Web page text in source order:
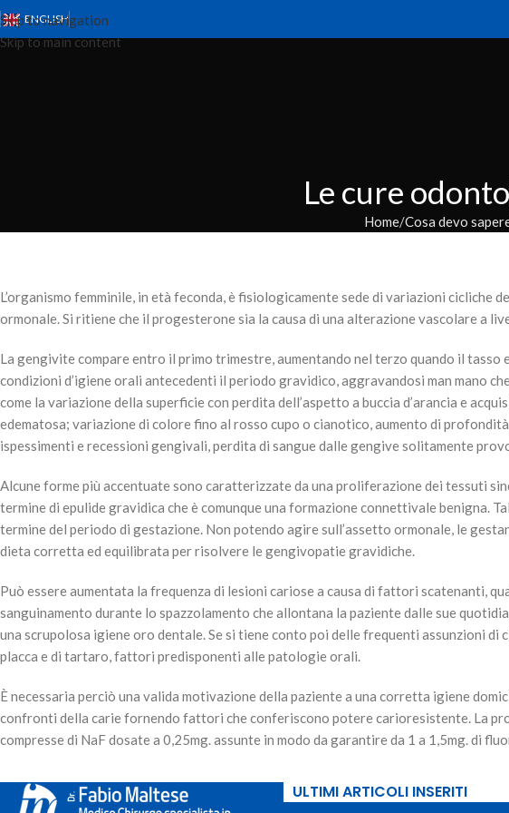
Skip to navigation
Skip to main content
ENGLISH
Le cure
Home Cosa devo
L’organismo femminile, in età feconda, è fisiologicamente sede di variazioni
ormonale. Si ritiene che il progesterone sia la causa di una alterazione vascolare a
La gengivite compare entro il primo trimestre, aumentando nel terzo quando il
condizioni d’igiene orali antecedenti il periodo gravidico, aggravandosi man mano
come la variazione della superficie con perdita dell’aspetto a buccia d’arancia e
edematosa; variazione di colore fino al rosso cupo o cianotico, aumento di
ispessimenti e recessioni gengivali, perdita di sangue dalle gengive solitamente
Alcune forme più accentuate sono caratterizzate da una proliferazione dei tessuti
termine di epulide gravidica che è comunque una formazione connettivale benigna.
termine del periodo di gestazione. Non potendo agire sull’assetto ormonale, le
dieta corretta ed equilibrata per risolvere le gengivopatie gravidiche.
Può essere aumentata la frequenza di lesioni cariose a causa di fattori scatenanti,
sanguinamento durante lo spazzolamento che allontana la paziente dalle sue
una scrupolosa igiene oro dentale. Se si tiene conto poi delle frequenti assunzioni
placca e di tartaro, fattori predisponenti alle patologie orali.
È necessaria perciò una valida motivazione della paziente a una corretta igiene
confronti della carie fornendo fattori che conferiscono potere carioresistente. La
compresse di NaF dosate a 0,25mg. assunte in modo da garantire da 1 a 1,5mg. di
ULTIMI ARTICOLI INSERITI